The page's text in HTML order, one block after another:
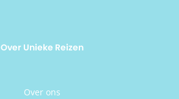
Over Unieke Reizen
Over ons